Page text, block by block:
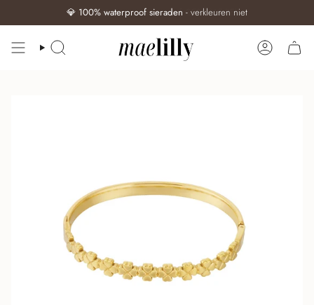
💎 100% waterproof sieraden - verkleuren niet
ZOEKEN